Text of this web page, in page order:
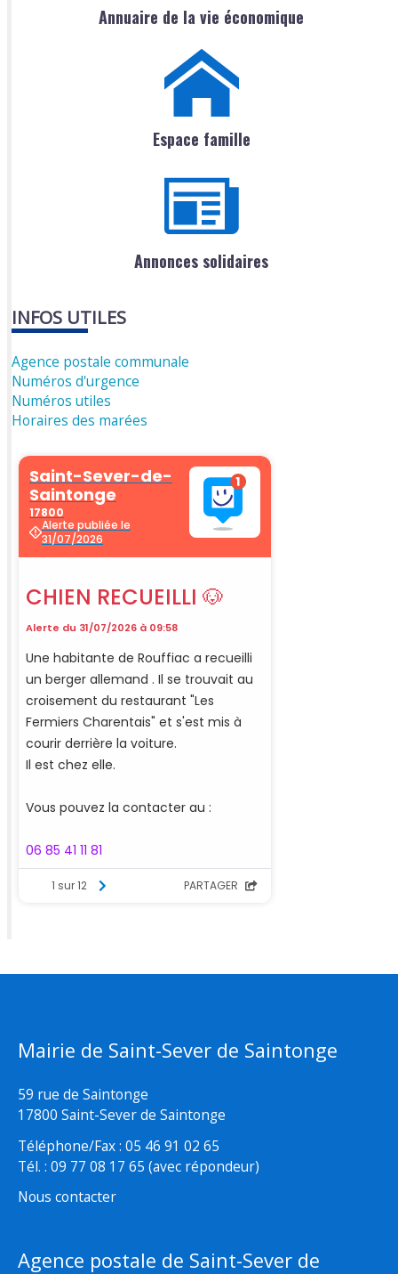
Annuaire de la vie économique
Espace famille
Annonces solidaires
INFOS UTILES
Agence postale communale
Numéros d'urgence
Numéros utiles
Horaires des marées
Mairie de Saint-Sever de Saintonge
59 rue de Saintonge
17800 Saint-Sever de Saintonge
Téléphone/Fax : 05 46 91 02 65
Tél. : 09 77 08 17 65 (avec répondeur)
Nous contacter
Agence postale de Saint-Sever de